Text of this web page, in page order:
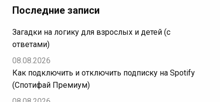
Последние записи
Загадки на логику для взрослых и детей (с
ответами)
08.08.2026
Как подключить и отключить подписку на Spotify
(Спотифай Премиум)